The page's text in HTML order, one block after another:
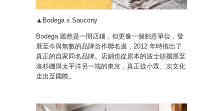
▲Bodega x Saucony
Bodega 雖然是一間店鋪，但更像一個創意單位，發
展至今與無數的品牌合作聯名過，2012 年時推出了
真正的自家同名品牌。店鋪也從原本的波士頓擴展至
洛杉磯與太平洋另一端的東京，真正從小眾、次文化
走出至國際。